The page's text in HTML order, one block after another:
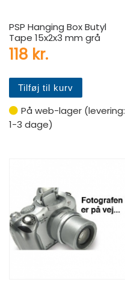
PSP Hanging Box Butyl
Tape 15x2x3 mm grå
118 kr.
Tilføj til kurv
På web-lager (levering:
1-3 dage)